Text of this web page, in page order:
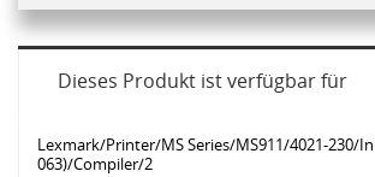
Dieses Produkt ist verfügbar für
Lexmark/Printer/MS Series/MS911/4021-230/
063)/Compiler/2